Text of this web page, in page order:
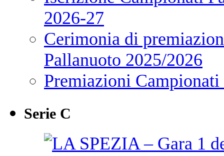
2026-27
Cerimonia di
Pallanuoto 2025/2026
Premiazioni
Serie C